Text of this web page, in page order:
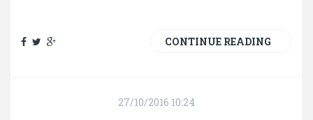
CONTINUE READING
27/10/2016 10:24